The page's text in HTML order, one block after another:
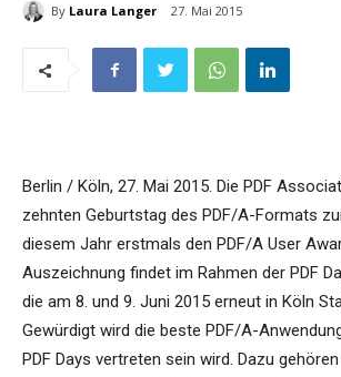
By Laura Langer 27. Mai 2015
Berlin / Köln, 27. Mai 2015. Die PDF
zehnten Geburtstag des PDF/A-Formats
diesem Jahr erstmals den PDF/A User
Auszeichnung findet im Rahmen der PDF
die am 8. und 9. Juni 2015 erneut in Köln
Gewürdigt wird die beste PDF/A-
PDF Days vertreten sein wird. Dazu